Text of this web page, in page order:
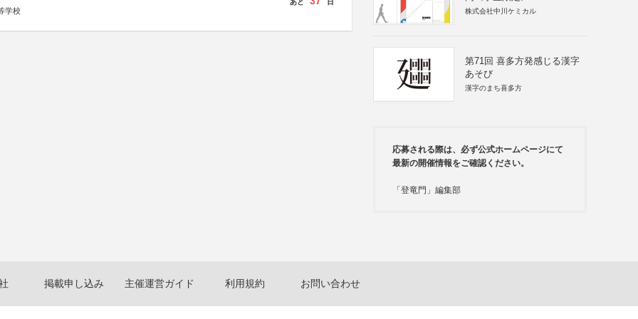
学校
あと 日
株式会社中川ケミカル
第71回 喜多方発感じる漢字
あそび
漢字のまち喜多方
応募される際は、必ず公式ホームページにて
最新の開催情報をご確認ください。
「登竜門」編集部
掲載申し込み 主催運営ガイド 利用規約 お問い合わせ